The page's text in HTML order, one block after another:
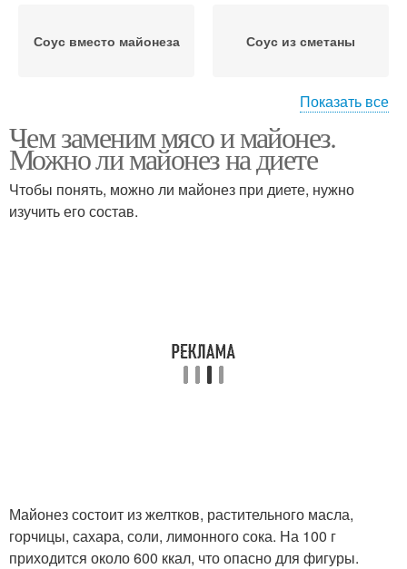
Соус вместо майонеза Соус из сметаны
Сметанный соус Йогуртовый соус
Показать все
Чем заменим мясо и майонез.
Можно ли майонез на диете
Чтобы понять, можно ли майонез при диете, нужно
изучить его состав.
Майонез состоит из желтков, растительного масла,
горчицы, сахара, соли, лимонного сока. На 100 г
приходится около 600 ккал, что опасно для фигуры.